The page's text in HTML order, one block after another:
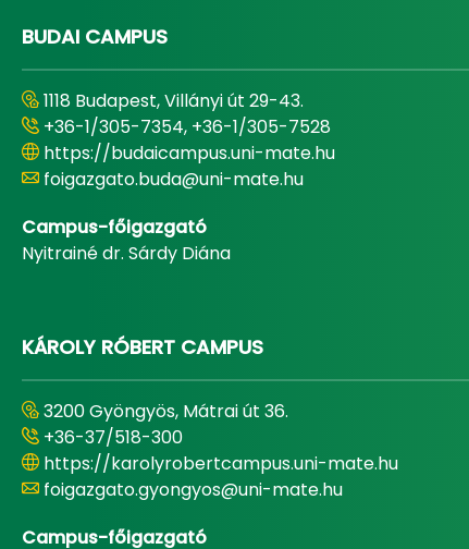
BUDAI CAMPUS
1118 Budapest, Villányi út 29-43.
+36-1/305-7354, +36-1/305-7528
https://budaicampus.uni-mate.hu
foigazgato.buda@uni-mate.hu
Campus-főigazgató
Nyitrainé dr. Sárdy Diána
KÁROLY RÓBERT CAMPUS
3200 Gyöngyös, Mátrai út 36.
+36-37/518-300
https://karolyrobertcampus.uni-mate.hu
foigazgato.gyongyos@uni-mate.hu
Campus-főigazgató